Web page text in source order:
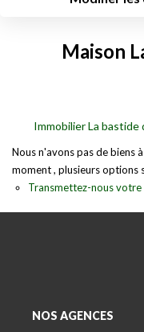
Type de bienMaison
Immobilier La bastide
Nous n'avons pas de biens
moment , plusieurs options
Transmettez-nous votre
NOS AGENCES